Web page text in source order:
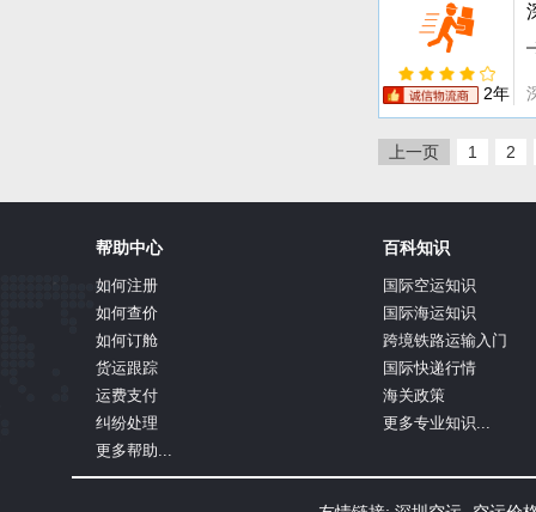
2年
上一页 1 2
帮助中心
如何注册
如何查价
如何订舱
货运跟踪
运费支付
纠纷处理
更多帮助...
百科知识
国际空运知识
国际海运知识
跨境铁路运输入门
国际快递行情
海关政策
更多专业知识...